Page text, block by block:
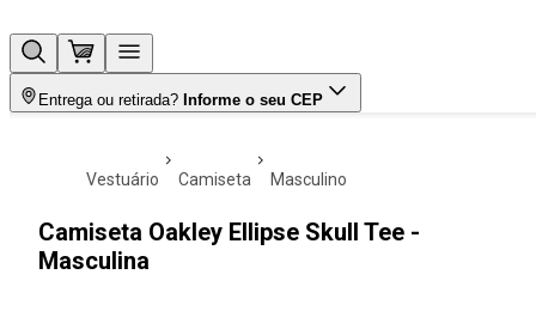
Entrega ou retirada? Informe o seu CEP
vestuário camiseta masculino
Camiseta Oakley Ellipse Skull Tee -
Masculina